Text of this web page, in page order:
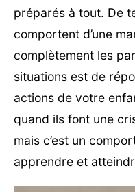
préparés à tout. De
comportent d’une
complètement les
situations est de
actions de votre
quand ils font une
mais c’est un
apprendre et